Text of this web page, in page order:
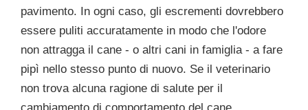
pavimento. In ogni caso, gli escrementi dovrebbero
essere puliti accuratamente in modo che l'odore
non attragga il cane - o altri cani in famiglia - a fare
pipì nello stesso punto di nuovo. Se il veterinario
non trova alcuna ragione di salute per il